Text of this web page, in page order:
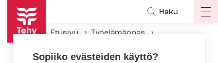
Hyppää
pääsisältöön
Haku
Etusivu
Työelämäopas
Sisäilmaongelma
Sopiiko evästeiden käyttö?